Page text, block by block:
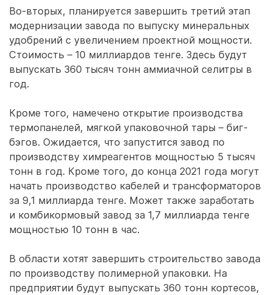
Во-вторых, планируется завершить третий этап
модернизации завода по выпуску минеральных
удобрений с увеличением проектной мощности.
Стоимость – 10 миллиардов тенге. Здесь будут
выпускать 360 тысяч тонн аммиачной селитры в
год.
Кроме того, намечено открытие производства
термопанелей, мягкой упаковочной тары – биг-
бэгов. Ожидается, что запустится завод по
производству химреагентов мощностью 5 тысяч
тонн в год. Кроме того, до конца 2021 года могут
начать производство кабелей и трансформаторов
за 9,1 миллиарда тенге. Может также заработать
и комбикормовый завод за 1,7 миллиарда тенге
мощностью 10 тонн в час.
В области хотят завершить строительство завода
по производству полимерной упаковки. На
предприятии будут выпускать 360 тонн кортесов,